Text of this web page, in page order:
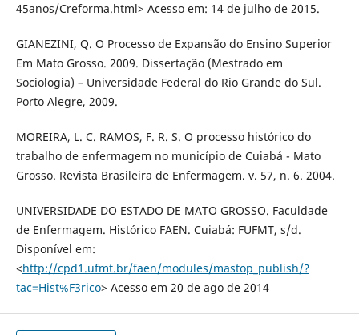
45anos/Creforma.html> Acesso em: 14 de julho de 2015.
GIANEZINI, Q. O Processo de Expansão do Ensino Superior
Em Mato Grosso. 2009. Dissertação (Mestrado em
Sociologia) – Universidade Federal do Rio Grande do Sul.
Porto Alegre, 2009.
MOREIRA, L. C. RAMOS, F. R. S. O processo histórico do
trabalho de enfermagem no município de Cuiabá - Mato
Grosso. Revista Brasileira de Enfermagem. v. 57, n. 6. 2004.
UNIVERSIDADE DO ESTADO DE MATO GROSSO. Faculdade
de Enfermagem. Histórico FAEN. Cuiabá: FUFMT, s/d.
Disponível em:
<http://cpd1.ufmt.br/faen/modules/mastop_publish/?
tac=Hist%F3rico> Acesso em 20 de ago de 2014